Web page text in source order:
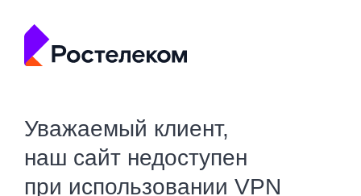
Уважаемый клиент,
наш сайт недоступен
при использовании VPN